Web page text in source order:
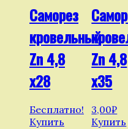
Саморез
кровельный
Zn 4,8
х28
Бесплатно!
Купить
Zn 4,8
х35
3,00₽
Купить